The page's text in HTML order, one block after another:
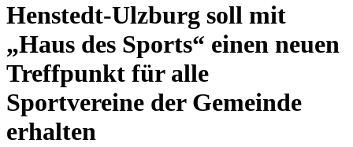
Henstedt-Ulzburg soll mit
„Haus des Sports“ einen neuen
Treffpunkt für alle
Sportvereine der Gemeinde
erhalten